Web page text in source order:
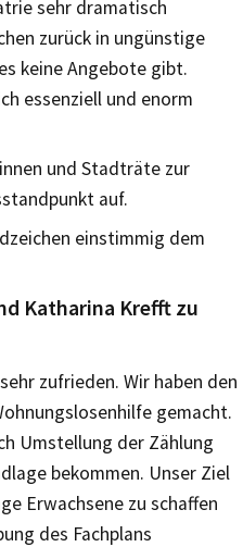
sehr dramatisch
zurück in ungünstige
keine Angebote gibt.
essenziell und enorm
und Stadträte zur
auf.
einstimmig dem
Katharina Krefft zu
zufrieden. Wir haben den
gemacht.
Umstellung der Zählung
bekommen. Unser Ziel
Erwachsene zu schaffen
des Fachplans